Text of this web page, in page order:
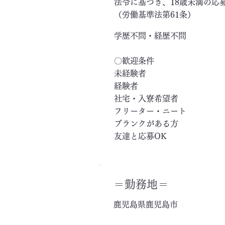
法令に基づき、18歳未満の応
（労働基準法第61条）
学歴不問・経歴不問
〇歓迎条件
未経験者
経験者
社宅・入寮希望者
フリーター・ニート
ブランクがある方
友達と応募OK
＝​勤務地＝
鹿児島県鹿児島市